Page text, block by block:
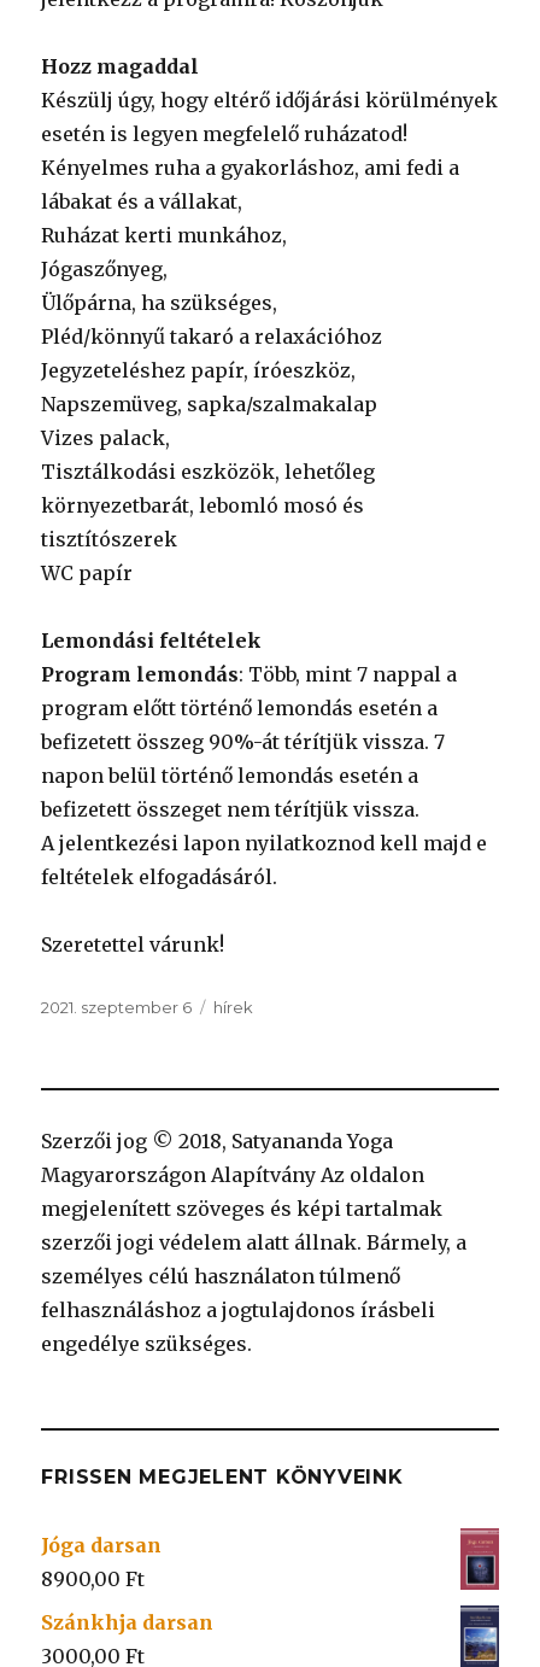
Hozz magaddal
Készülj úgy, hogy eltérő időjárási körülmények
esetén is legyen megfelelő ruházatod!
Kényelmes ruha a gyakorláshoz, ami fedi a
lábakat és a vállakat,
Ruházat kerti munkához,
Jógaszőnyeg,
Ülőpárna, ha szükséges,
Pléd/könnyű takaró a relaxációhoz
Jegyzeteléshez papír, íróeszköz,
Napszemüveg, sapka/szalmakalap
Vizes palack,
Tisztálkodási eszközök, lehetőleg
környezetbarát, lebomló mosó és
tisztítószerek
WC papír
Lemondási feltételek
Program lemondás: Több, mint 7 nappal a
program előtt történő lemondás esetén a
befizetett összeg 90%-át térítjük vissza. 7
napon belül történő lemondás esetén a
befizetett összeget nem térítjük vissza.
A jelentkezési lapon nyilatkoznod kell majd e
feltételek elfogadásáról.
Szeretettel várunk!
Közzétéve
2021. szeptember 6 Kategória
hírek
Szerzői jog © 2018, Satyananda Yoga
Magyarországon Alapítvány Az oldalon
megjelenített szöveges és képi tartalmak
szerzői jogi védelem alatt állnak. Bármely, a
személyes célú használaton túlmenő
felhasználáshoz a jogtulajdonos írásbeli
engedélye szükséges.
FRISSEN MEGJELENT KÖNYVEINK
Jóga darsan
8900,00Ft
Szánkhja darsan
3000,00Ft